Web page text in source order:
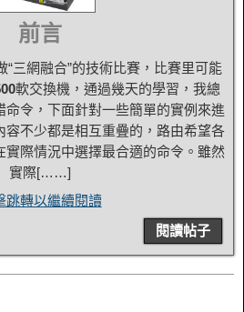
前言
三網融合”的技術比賽，比賽里可能
軟交換機，通過幾天的學習，我總
命令，下面針對一些簡單的實例來進
容不少都是相互重疊的，路由希望各
實際情況中選擇最合適的命令。雖然
實際[……]
跳轉以繼續閱讀
閱讀帖子